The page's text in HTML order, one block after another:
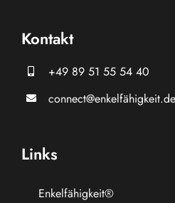
Kontakt
+49 89 51 55 54 40
connect@enkelfähigkeit.de
Links
Enkelfähigkeit®